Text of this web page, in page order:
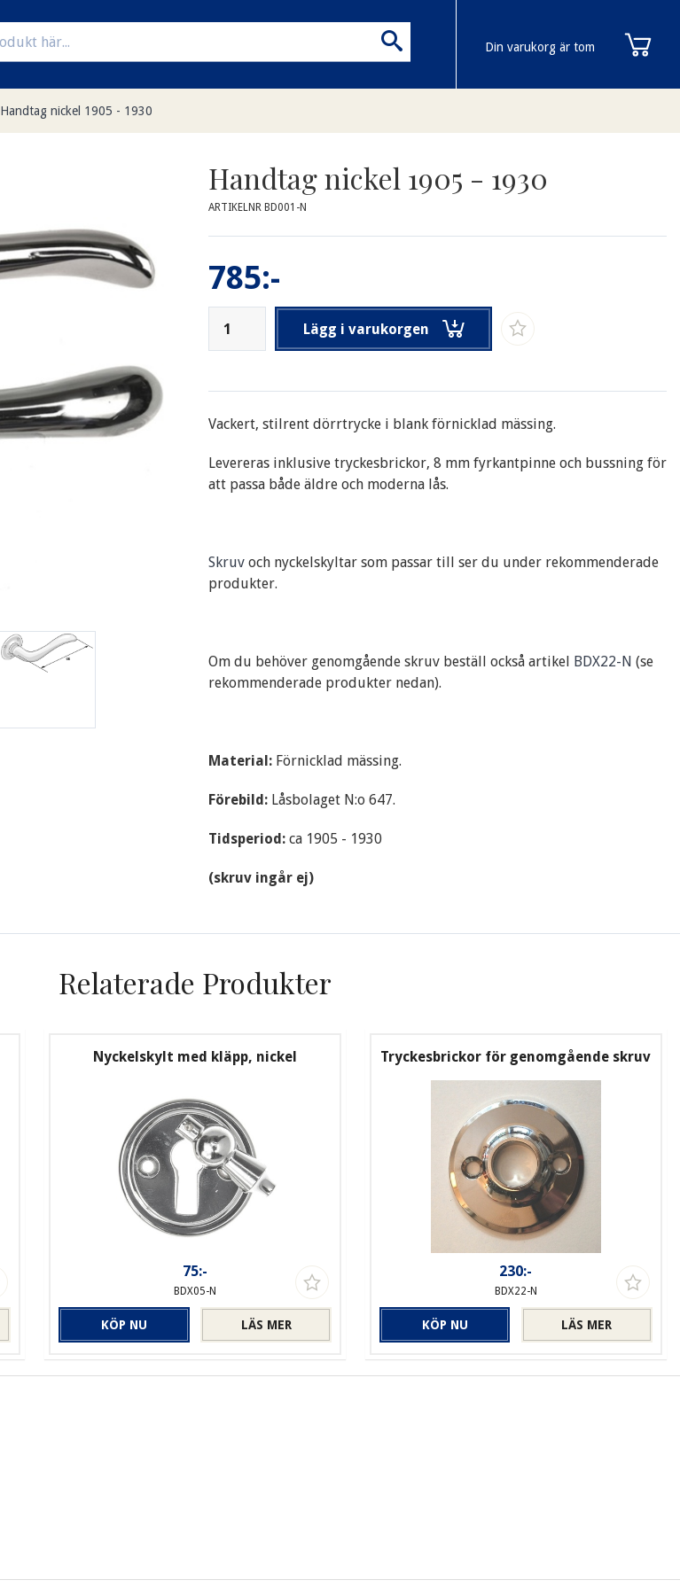
Din varukorg är tom
Handtag nickel 1905 - 1930
Handtag nickel 1905 - 1930
ARTIKELNR BD001-N
785:-
Lägg i varukorgen
Vackert, stilrent dörrtrycke i blank förnicklad mässing.
Levereras inklusive tryckesbrickor, 8 mm fyrkantpinne och bussning för
att passa både äldre och moderna lås.
Skruv och nyckelskyltar som passar till ser du under rekommenderade
produkter.
Om du behöver genomgående skruv beställ också artikel BDX22-N (se
rekommenderade produkter nedan).
Material: Förnicklad mässing.
Förebild: Låsbolaget N:o 647.
Tidsperiod: ca 1905 - 1930
(skruv ingår ej)
Relaterade Produkter
Nyckelskylt med kläpp, nickel
75:-
BDX05-N
LÄS MER
KÖP NU
Tryckesbrickor för genomgående skruv
230:-
BDX22-N
LÄS MER
KÖP NU